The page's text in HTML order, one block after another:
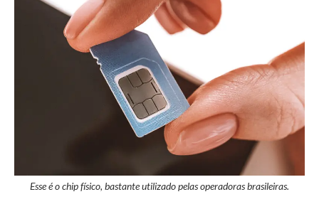
Esse é o chip físico, bastante utilizado pelas operadoras brasileiras.